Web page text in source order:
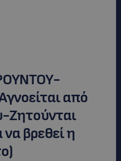
από
Ζητούνται
βρεθεί η